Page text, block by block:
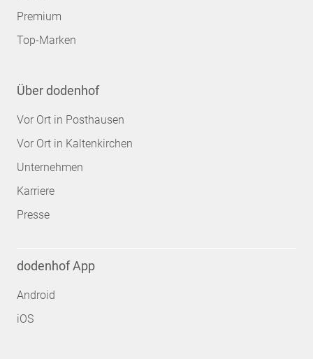
Premium
Top-Marken
Über dodenhof
Vor Ort in Posthausen
Vor Ort in Kaltenkirchen
Unternehmen
Karriere
Presse
dodenhof App
Android
iOS